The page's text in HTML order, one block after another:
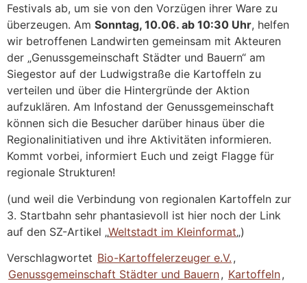
Festivals ab, um sie von den Vorzügen ihrer Ware zu
überzeugen. Am Sonntag, 10.06. ab 10:30 Uhr, helfen
wir betroffenen Landwirten gemeinsam mit Akteuren
der „Genussgemeinschaft Städter und Bauern“ am
Siegestor auf der Ludwigstraße die Kartoffeln zu
verteilen und über die Hintergründe der Aktion
aufzuklären. Am Infostand der Genussgemeinschaft
können sich die Besucher darüber hinaus über die
Regionalinitiativen und ihre Aktivitäten informieren.
Kommt vorbei, informiert Euch und zeigt Flagge für
regionale Strukturen!
(und weil die Verbindung von regionalen Kartoffeln zur
3. Startbahn sehr phantasievoll ist hier noch der Link
auf den SZ-Artikel „Weltstadt im Kleinformat„)
Verschlagwortet Bio-Kartoffelerzeuger e.V. ,
Genussgemeinschaft Städter und Bauern, Kartoffeln,